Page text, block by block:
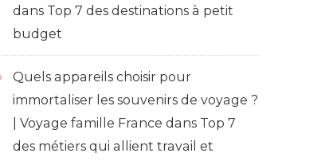
dans Top 7 des destinations à petit
budget
Quels appareils choisir pour
immortaliser les souvenirs de voyage ?
| Voyage famille France dans Top 7
des métiers qui allient travail et